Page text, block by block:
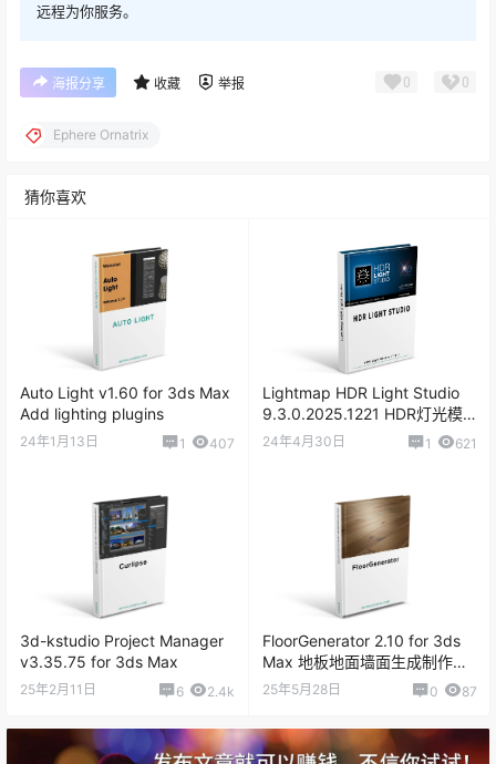
远程为你服务。
海报分享 收藏 举报 0 0
Ephere Ornatrix
猜你喜欢
Auto Light v1.60 for 3ds Max
Add lighting plugins
24年1月13日 1 407
Lightmap HDR Light Studio
9.3.0.2025.1221 HDR灯光模
拟软件
24年4月30日 1 621
3d-kstudio Project Manager
v3.35.75 for 3ds Max
25年2月11日 6 2.4k
FloorGenerator 2.10 for 3ds
Max 地板地面墙面生成制作插
件
25年5月28日 0 87